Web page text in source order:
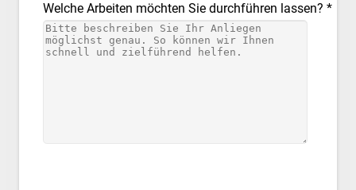
Welche Arbeiten möchten Sie durchführen lassen? *